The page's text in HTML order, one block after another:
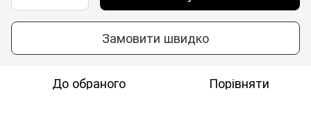
Замовити швидко
До обраного Порівняти